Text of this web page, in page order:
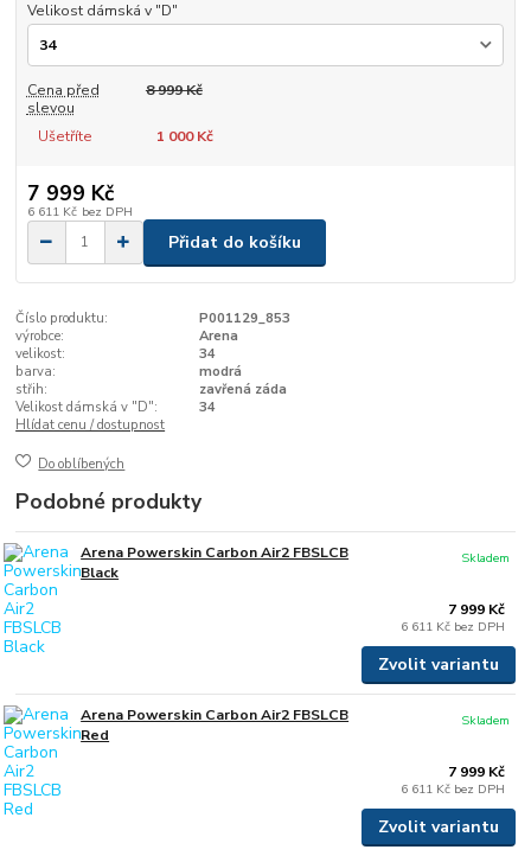
Velikost dámská v "D"
Cena před
slevou
8 999 Kč
Ušetříte 1 000 Kč
7 999 Kč
6 611 Kč bez DPH
Přidat do košíku
Číslo produktu:
P001129_853
výrobce:
Arena
velikost:
34
barva:
modrá
střih:
zavřená záda
Velikost dámská v "D":
34
Hlídat cenu / dostupnost
Do oblíbených
Podobné produkty
Arena Powerskin Carbon Air2 FBSLCB
Black
7 999 Kč
6 611 Kč bez DPH
Skladem
Zvolit variantu
Arena Powerskin Carbon Air2 FBSLCB
Red
7 999 Kč
6 611 Kč bez DPH
Skladem
Zvolit variantu